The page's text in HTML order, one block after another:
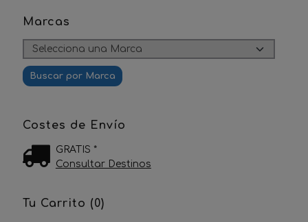
Marcas
Costes de Envío
GRATIS *
Consultar Destinos
Tu Carrito (0)